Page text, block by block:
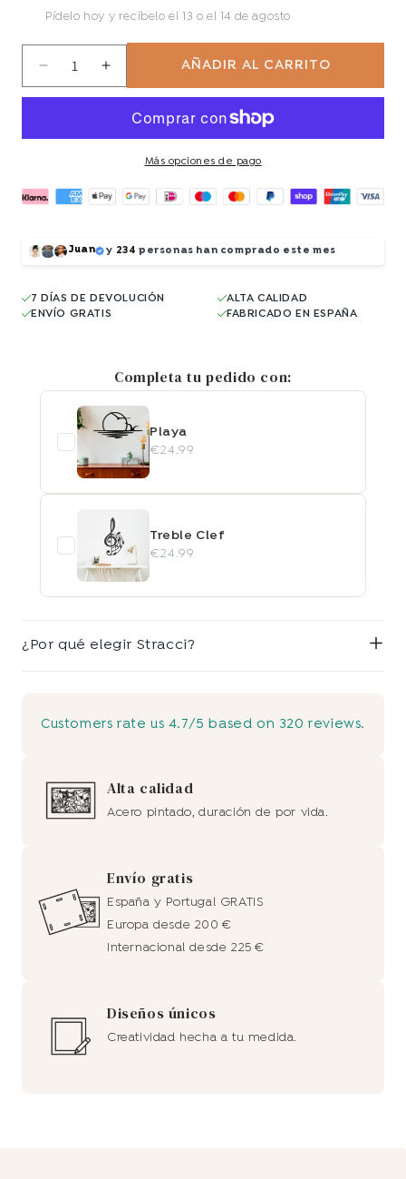
Pídelo hoy y recíbeloel 13 o el 14 de agosto
Reducir
cantidad
Aumentar
cantidad
para
AÑADIR AL CARRITO
Más opciones de pago
Juan y 234 personas han comprado este mes
7 DÍAS DE DEVOLUCIÓN
ALTA CALIDAD
ENVÍO GRATIS
FABRICADO EN ESPAÑA
Completa tu pedido con:
Playa
€24.99
Treble Clef
€24.99
¿Por qué elegir Stracci?
Customers rate us 4.7/5 based on 320 reviews.
Alta calidad
Acero pintado, duración de por vida.
Envío gratis
España y Portugal GRATIS
Europa desde 200 €
Internacional desde 225 €
Diseños únicos
Creatividad hecha a tu medida.